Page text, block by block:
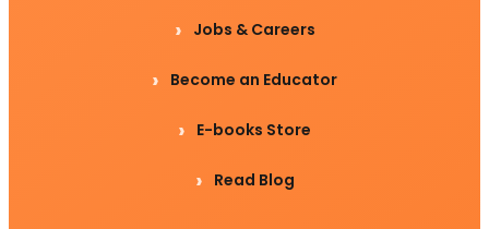
Jobs & Careers
Become an Educator
E-books Store
Read Blog